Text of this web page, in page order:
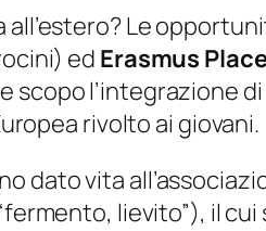
Le
edErasmus
l’integrazione
rivolto ai giovani.
dato vita
lievito”), il cui